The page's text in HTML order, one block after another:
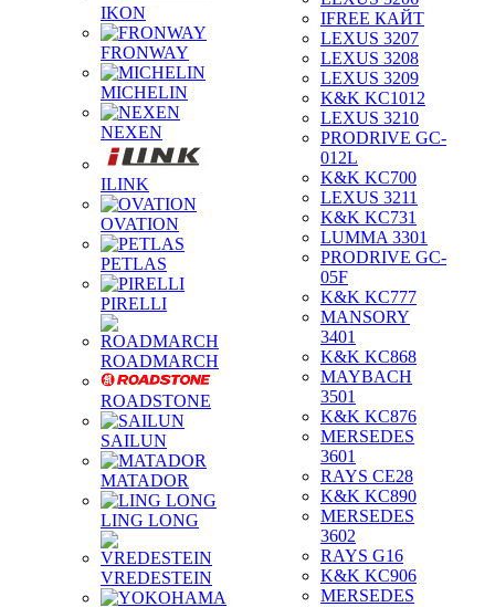
IKON
FRONWAY
MICHELIN
NEXEN
ILINK
OVATION
PETLAS
PIRELLI
ROADMARCH
ROADSTONE
SAILUN
MATADOR
LING LONG
VREDESTEIN
IFREE КАЙТ
LEXUS 3207
LEXUS 3208
LEXUS 3209
K&K KC1012
LEXUS 3210
PRODRIVE GC-
012L
K&K KC700
LEXUS 3211
K&K KC731
LUMMA 3301
PRODRIVE GC-
05F
K&K KC777
MANSORY
3401
K&K KC868
MAYBACH
3501
K&K KC876
MERSEDES
3601
RAYS CE28
K&K KC890
MERSEDES
3602
RAYS G16
K&K KC906
MERSEDES